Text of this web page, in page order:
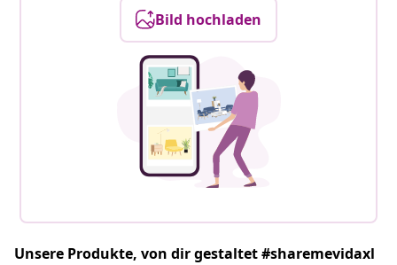
Bild hochladen
Unsere Produkte, von dir gestaltet #sharemevidaxl